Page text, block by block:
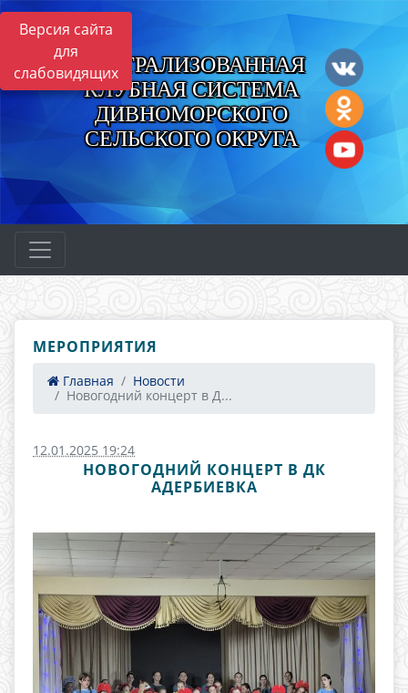
Версия сайта
для
слабовидящихЦЕНТРАЛИЗОВАННАЯ
КЛУБНАЯ СИСТЕМА
ДИВНОМОРСКОГО
СЕЛЬСКОГО ОКРУГА
МЕРОПРИЯТИЯ
Главная
Новости
Новогодний концерт в Д...
12.01.2025 19:24
НОВОГОДНИЙ КОНЦЕРТ В ДК
АДЕРБИЕВКА